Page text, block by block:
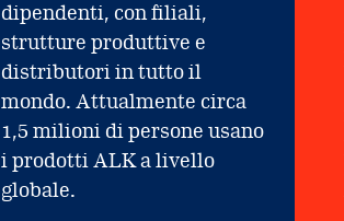
dipendenti, con filiali,
strutture produttive e
distributori in tutto il
mondo. Attualmente circa
1,5 milioni di persone usano
i prodotti ALK a livello
globale.